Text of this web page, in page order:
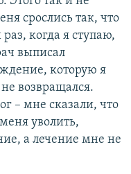
срослись так, что
когда я ступаю,
выписал
которую я
возвращался.
– мне сказали, что
уволить,
а лечение мне не